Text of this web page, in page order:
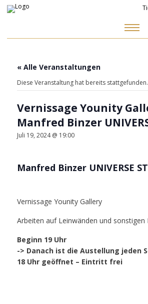
« Alle Veranstaltungen
Diese Veranstaltung hat bereits stattgefunden.
Vernissage Younity
Manfred Binzer
Juli 19, 2024 @ 19:00
Manfred Binzer UNIVERSE
Vernissage Younity Gallery
Arbeiten auf Leinwänden und sonstigen
Beginn 19 Uhr
-> Danach ist die Austellung jeden
18 Uhr geöffnet – Eintritt frei